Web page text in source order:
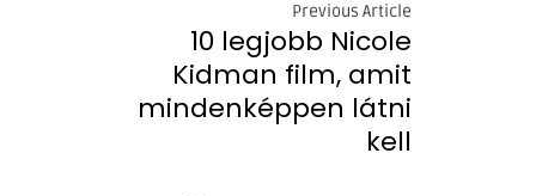
Previous Article
10 legjobb Nicole
Kidman film, amit
mindenképpen látni
kell